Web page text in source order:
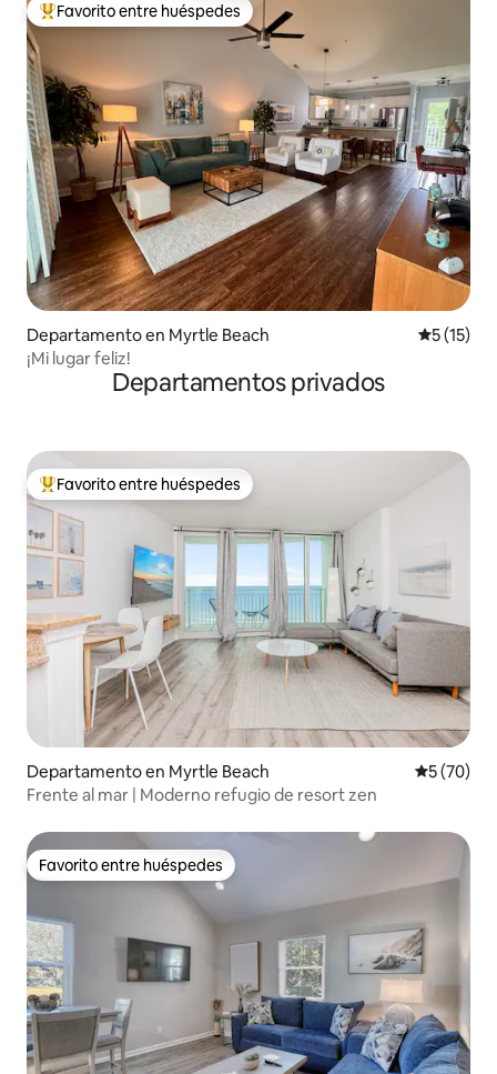
De los mejores en Favorito entre huéspedes
Favorito entre huéspedes
Departamento en Myrtle Beach
5 (15)
¡Mi lugar feliz!
Departamentos privados
De los mejores en Favorito entre huéspedes
Favorito entre huéspedes
Departamento en Myrtle Beach
5 (70)
Frente al mar | Moderno refugio de resort zen
Favorito entre huéspedes
Favorito entre huéspedes